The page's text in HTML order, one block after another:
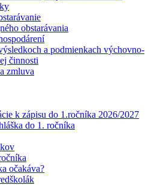
obstarávania
a podmienkach výchovno-
činnosti
zmluva
k zápisu do 1.ročníka 2026/2027
do 1. ročníka
očakáva?